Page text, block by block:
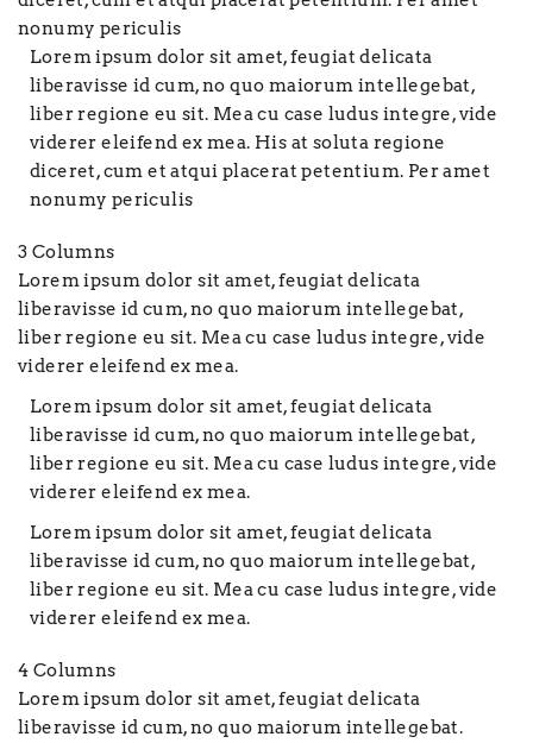
nonumy periculis
Lorem ipsum dolor sit amet, feugiat delicata
liberavisse id cum, no quo maiorum intellegebat,
liber regione eu sit. Mea cu case ludus integre, vide
viderer eleifend ex mea. His at soluta regione
diceret, cum et atqui placerat petentium. Per amet
nonumy periculis
3 Columns
Lorem ipsum dolor sit amet, feugiat delicata
liberavisse id cum, no quo maiorum intellegebat,
liber regione eu sit. Mea cu case ludus integre, vide
viderer eleifend ex mea.
Lorem ipsum dolor sit amet, feugiat delicata
liberavisse id cum, no quo maiorum intellegebat,
liber regione eu sit. Mea cu case ludus integre, vide
viderer eleifend ex mea.
Lorem ipsum dolor sit amet, feugiat delicata
liberavisse id cum, no quo maiorum intellegebat,
liber regione eu sit. Mea cu case ludus integre, vide
viderer eleifend ex mea.
4 Columns
Lorem ipsum dolor sit amet, feugiat delicata
liberavisse id cum, no quo maiorum intellegebat.